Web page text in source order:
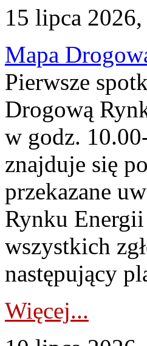
15 lipca
Mapa
Pierwsze
Drogową
w godz.
znajduje się
przekazane
Rynku
wszystkich
następujący
Więcej...